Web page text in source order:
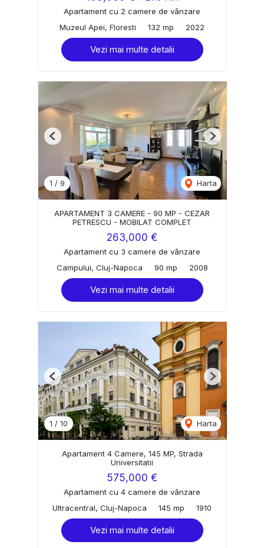
Apartament cu 2 camere de vânzare
Muzeul Apei, Floresti
132 mp 2022
Vezi mai multe detalii
1 / 9 Harta
Previous Next
APARTAMENT 3 CAMERE - 90 MP - CEZAR
PETRESCU - MOBILAT COMPLET
263,000 €
Apartament cu 3 camere de vânzare
Campului, Cluj-Napoca
90 mp 2008
Vezi mai multe detalii
1 / 10 Harta
Previous Next
Apartament 4 Camere, 145 MP, Strada
Universitatii
575,000 €
Apartament cu 4 camere de vânzare
Ultracentral, Cluj-Napoca
145 mp 1910
Vezi mai multe detalii